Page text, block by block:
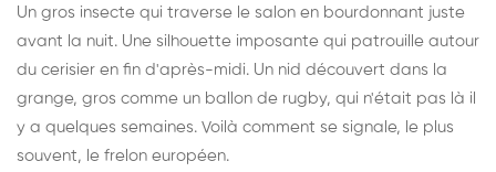
Un gros insecte qui traverse le salon en bourdonnant juste
avant la nuit. Une silhouette imposante qui patrouille autour
du cerisier en fin d'après-midi. Un nid découvert dans la
grange, gros comme un ballon de rugby, qui n'était pas là il
y a quelques semaines. Voilà comment se signale, le plus
souvent, le frelon européen.